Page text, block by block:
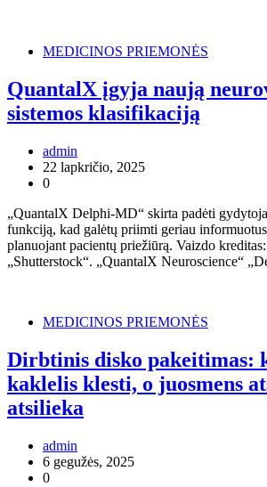
MEDICINOS PRIEMONĖS
QuantalX įgyja naują
sistemos klasifikaciją
admin
22 lapkričio, 2025
0
„QuantalX Delphi-MD“ skirta padėti
funkciją, kad galėtų priimti geriau
planuojant pacientų priežiūrą. Vaizdo
„Shutterstock“. „QuantalX Neuroscience“
MEDICINOS PRIEMONĖS
Dirbtinis disko pakeitimas:
kaklelis klesti, o juosmens
atsilieka
admin
6 gegužės, 2025
0